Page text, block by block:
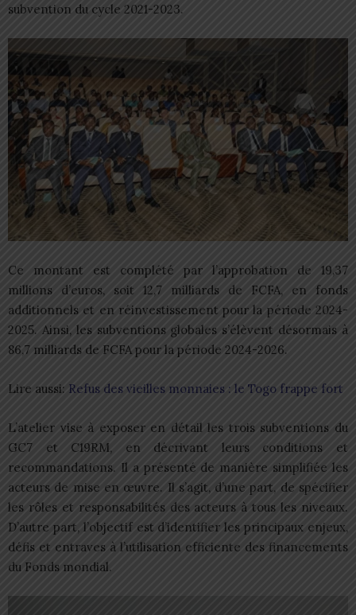
subvention du cycle 2021-2023.
Ce montant est complété par l’approbation de 19,37
millions d’euros, soit 12,7 milliards de FCFA, en fonds
additionnels et en réinvestissement pour la période 2024-
2025. Ainsi, les subventions globales s’élèvent désormais à
86,7 milliards de FCFA pour la période 2024-2026.
Lire aussi: Refus des vieilles monnaies : le Togo frappe fort
L’atelier vise à exposer en détail les trois subventions du
GC7 et C19RM, en décrivant leurs conditions et
recommandations. Il a présenté de manière simplifiée les
acteurs de mise en œuvre. Il s’agit, d’une part, de spécifier
les rôles et responsabilités des acteurs à tous les niveaux.
D’autre part, l’objectif est d’identifier les principaux enjeux,
défis et entraves à l’utilisation efficiente des financements
du Fonds mondial.